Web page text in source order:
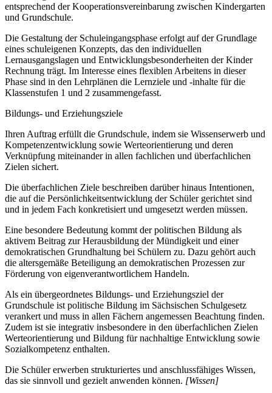
entsprechend der Kooperationsvereinbarung zwischen Kindergarten
und Grundschule.
Die Gestaltung der Schuleingangsphase erfolgt auf der Grundlage
eines schuleigenen Konzepts, das den individuellen
Lernausgangslagen und Entwicklungsbesonderheiten der Kinder
Rechnung trägt. Im Interesse eines flexiblen Arbeitens in dieser
Phase sind in den Lehrplänen die Lernziele und -inhalte für die
Klassenstufen 1 und 2 zusammengefasst.
Bildungs- und Erziehungsziele
Ihren Auftrag erfüllt die Grundschule, indem sie Wissenserwerb und
Kompetenzentwicklung sowie Werteorientierung und deren
Verknüpfung miteinander in allen fachlichen und überfachlichen
Zielen sichert.
Die überfachlichen Ziele beschreiben darüber hinaus Intentionen,
die auf die Persönlichkeitsentwicklung der Schüler gerichtet sind
und in jedem Fach konkretisiert und umgesetzt werden müssen.
Eine besondere Bedeutung kommt der politischen Bildung als
aktivem Beitrag zur Herausbildung der Mündigkeit und einer
demokratischen Grundhaltung bei Schülern zu. Dazu gehört auch
die altersgemäße Beteiligung an demokratischen Prozessen zur
Förderung von eigenverantwortlichem Handeln.
Als ein übergeordnetes Bildungs- und Erziehungsziel der
Grundschule ist politische Bildung im Sächsischen Schulgesetz
verankert und muss in allen Fächern angemessen Beachtung finden.
Zudem ist sie integrativ insbesondere in den überfachlichen Zielen
Werteorientierung und Bildung für nachhaltige Entwicklung sowie
Sozialkompetenz enthalten.
Die Schüler erwerben strukturiertes und anschlussfähiges Wissen,
das sie sinnvoll und gezielt anwenden können. [Wissen]